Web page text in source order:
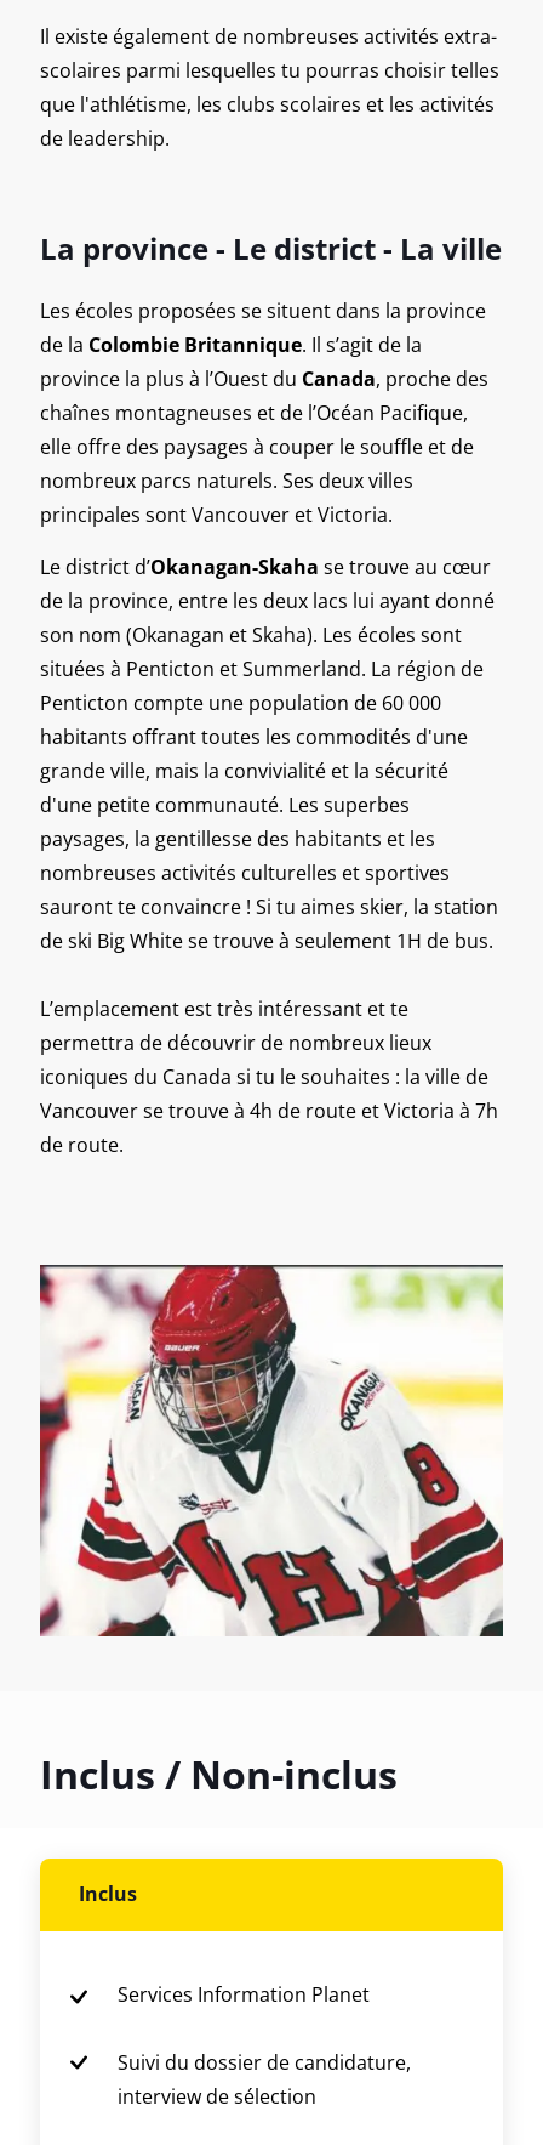
Il existe également de nombreuses activités extra-
scolaires parmi lesquelles tu pourras choisir telles
que l'athlétisme, les clubs scolaires et les activités
de leadership.
La province - Le district - La ville
Les écoles proposées se situent dans la province
de la Colombie Britannique. Il s’agit de la
province la plus à l’Ouest du Canada, proche des
chaînes montagneuses et de l’Océan Pacifique,
elle offre des paysages à couper le souffle et de
nombreux parcs naturels. Ses deux villes
principales sont Vancouver et Victoria.
Le district d’Okanagan-Skaha se trouve au cœur
de la province, entre les deux lacs lui ayant donné
son nom (Okanagan et Skaha). Les écoles sont
situées à Penticton et Summerland. La région de
Penticton compte une population de 60 000
habitants offrant toutes les commodités d'une
grande ville, mais la convivialité et la sécurité
d'une petite communauté. Les superbes
paysages, la gentillesse des habitants et les
nombreuses activités culturelles et sportives
sauront te convaincre ! Si tu aimes skier, la station
de ski Big White se trouve à seulement 1H de bus.
L’emplacement est très intéressant et te
permettra de découvrir de nombreux lieux
iconiques du Canada si tu le souhaites : la ville de
Vancouver se trouve à 4h de route et Victoria à 7h
de route.
Inclus / Non-inclus
Inclus
Services Information Planet
Suivi du dossier de candidature,
interview de sélection